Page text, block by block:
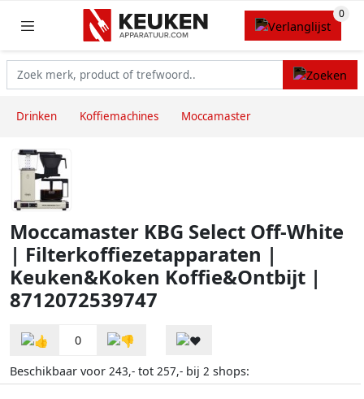
Drinken Koffiemachines Moccamaster
Moccamaster KBG Select Off-White
| Filterkoffiezetapparaten |
Keuken&Koken Koffie&Ontbijt |
8712072539747
0
Beschikbaar voor 243,- tot 257,- bij 2 shops: